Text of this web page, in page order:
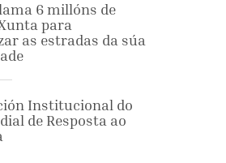
6 millóns de
para
as estradas da súa
Institucional do
de Resposta ao